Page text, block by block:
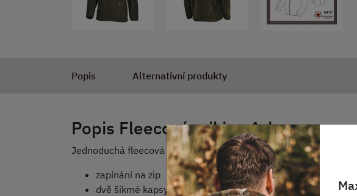
Popis Alternativní produkty
Popis Fleecová mikina Arber
Jednoduchá fleecová mikina od firmy MFH.
zapínání na zip
dvě šikmé kapsy na ruce se zapínáním na zip